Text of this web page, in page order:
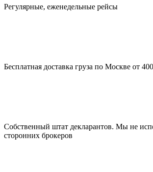
Регулярные, еженедельные рейсы
Бесплатная доставка груза по Москве от
Собственный штат декларантов. Мы не
сторонних брокеров